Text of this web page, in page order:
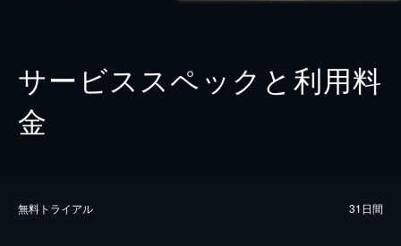
サービススペックと利用料
金
無料トライアル 31日間